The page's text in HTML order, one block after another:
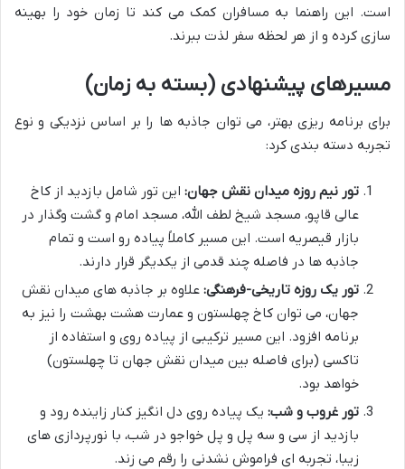
است. این راهنما به مسافران کمک می کند تا زمان خود را بهینه
سازی کرده و از هر لحظه سفر لذت ببرند.
مسیرهای پیشنهادی (بسته به زمان)
برای برنامه ریزی بهتر، می توان جاذبه ها را بر اساس نزدیکی و نوع
تجربه دسته بندی کرد:
تور نیم روزه میدان نقش جهان: این تور شامل بازدید از کاخ
عالی قاپو، مسجد شیخ لطف الله، مسجد امام و گشت وگذار در
بازار قیصریه است. این مسیر کاملاً پیاده رو است و تمام
جاذبه ها در فاصله چند قدمی از یکدیگر قرار دارند.
تور یک روزه تاریخی-فرهنگی: علاوه بر جاذبه های میدان نقش
جهان، می توان کاخ چهلستون و عمارت هشت بهشت را نیز به
برنامه افزود. این مسیر ترکیبی از پیاده روی و استفاده از
تاکسی (برای فاصله بین میدان نقش جهان تا چهلستون)
خواهد بود.
تور غروب و شب: یک پیاده روی دل انگیز کنار زاینده رود و
بازدید از سی و سه پل و پل خواجو در شب، با نورپردازی های
زیبا، تجربه ای فراموش نشدنی را رقم می زند.